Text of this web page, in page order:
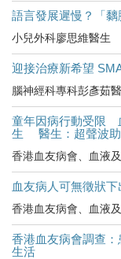
語言發展遲慢？「黐
小兒外科廖思維醫生
迎接治療新希望
腦神經科專科彭彥茹
童年因病行動受限
生 醫生：超聲波助
香港血友病會、血液
血友病人可無徵狀
香港血友病會、血液
香港血友病會調查
生活